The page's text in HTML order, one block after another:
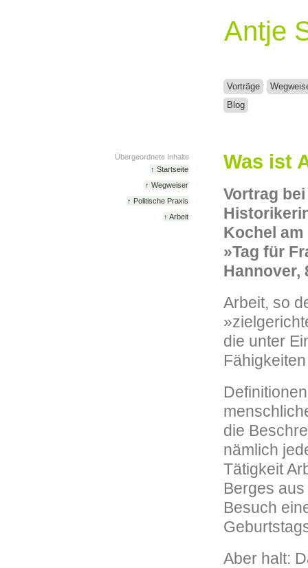
Antje
Vorträge
Blog
Übergeordnete Inhalte
↑ Startseite
↑ Wegweiser
↑ Politische Praxis
↑ Arbeit
Was ist
Vortrag
Kochel am
»Tag für
Hannover,
Arbeit, so
die unter
die
nämlich
Tätigkeit
Berges
Besuch
Aber halt: